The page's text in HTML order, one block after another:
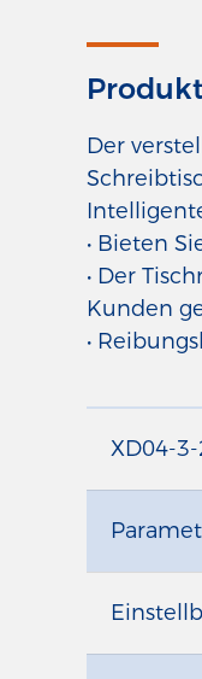
Der
• Bieten
• Der
Kunden
•
XD04-3-